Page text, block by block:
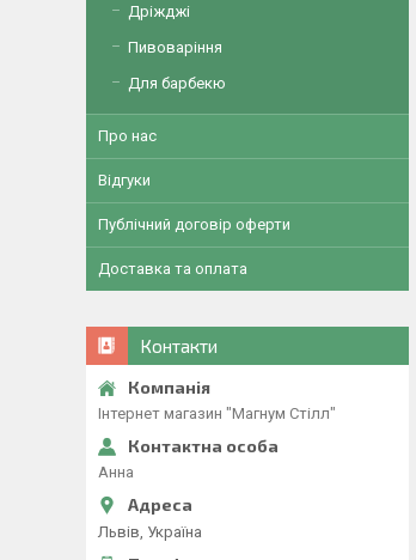
Дріжджі
Пивоваріння
Для барбекю
Про нас
Відгуки
Публічний договір оферти
Доставка та оплата
Контакти
Інтернет магазин "Магнум Стілл"
Анна
Львів, Україна